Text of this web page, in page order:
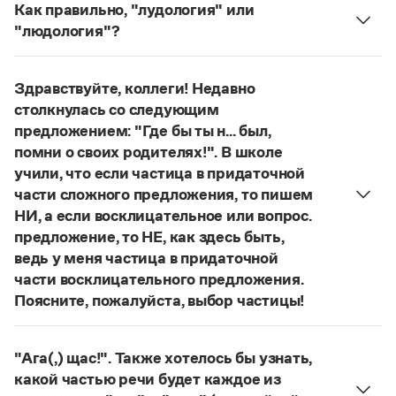
Словари русского языка как государственного
Справочники
Правила русской орфографии и пунктуации
Русский язык. Краткий теоретический курс
для школьников
Письмовник
Справочник по пунктуации
Словарь-справочник трудностей
Справочник по фразеологии
Азбучные истины
Словарь-справочник непростые слова
Все справочники портала
Журнал
Новости и события
Управление в русском языке
Словарь русских имён
Правила русской орфографии и пунктуации
Как правильно, "лудология" или
"людология"?
В научных текстах неологизм, используемый для
понятий, представлен в двух вариантах:
илюдология (от лат. ludus — 'игра').
О «правильном» варианте слова можно говорить,
если оно кодифицировано в нормативных
словарях русского языка. Пока же такой
словарной фиксацией мы не располагаем.
Страница ответа
Здравствуйте, коллеги! Недавно
столкнулась со следующим
предложением: "Где бы ты н... был,
помни о своих родителях!". В школе
учили, что если частица в придаточной
части сложного предложения, то пишем
НИ, а если восклицательное или вопрос.
предложение, то НЕ, как здесь быть,
ведь у меня частица в придаточной
части восклицательного предложения.
Поясните, пожалуйста, выбор частицы!
Правильно:Где бы ты ни был, помни о своих
восклицательных предложениях: Где ты только
не был!
"Ага(,) щас!". Также хотелось бы узнать,
какой частью речи будет каждое из